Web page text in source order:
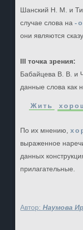
Шанский Н. М. и
случае слова на-о
они являются
III точка зрения:
Бабайцева В. В. и
данные слова как
Жить
По их мнению,
выраженное
данных
прилагательные.
Автор:Наумова